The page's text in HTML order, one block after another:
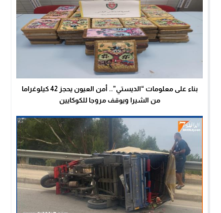
بناء على معلومات “الديستي”.. أمن العيون يحجز 42 كيلوغراما
من الشيرا ويوقف مروجا للكوكايين